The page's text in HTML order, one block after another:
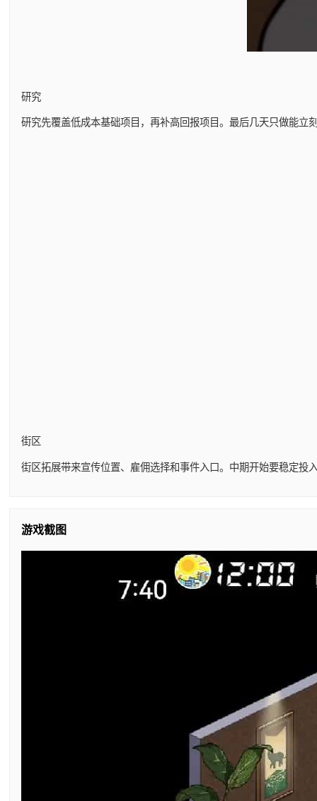
研究
研究先覆盖低成本基础项目，再补高回报项目。最后几天只做能立
街区
街区拓展带来宣传位置、雇佣选择和事件入口。中期开始要稳定投
游戏截图